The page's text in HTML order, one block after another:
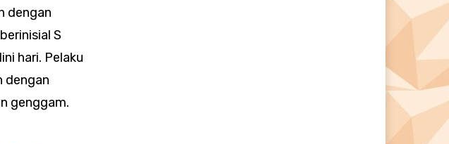
dengan
S
hari. Pelaku
dengan
genggam.